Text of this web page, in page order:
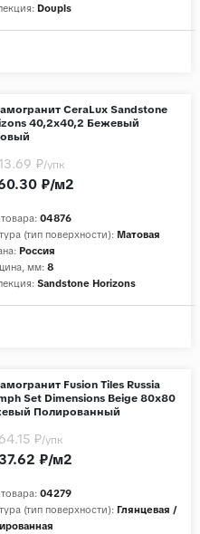
Doupls
CeraLux Sandstone
40,2x40,2 Бежевый
04876
(тип поверхности): Матовая
Россия
мм: 8
Sandstone Horizons
₽/м2
₽/упк
Fusion Tiles Russia
Set Dimensions Beige 80x80
Полированный
04279
(тип поверхности): Глянцевая /
₽/м2
₽/упк